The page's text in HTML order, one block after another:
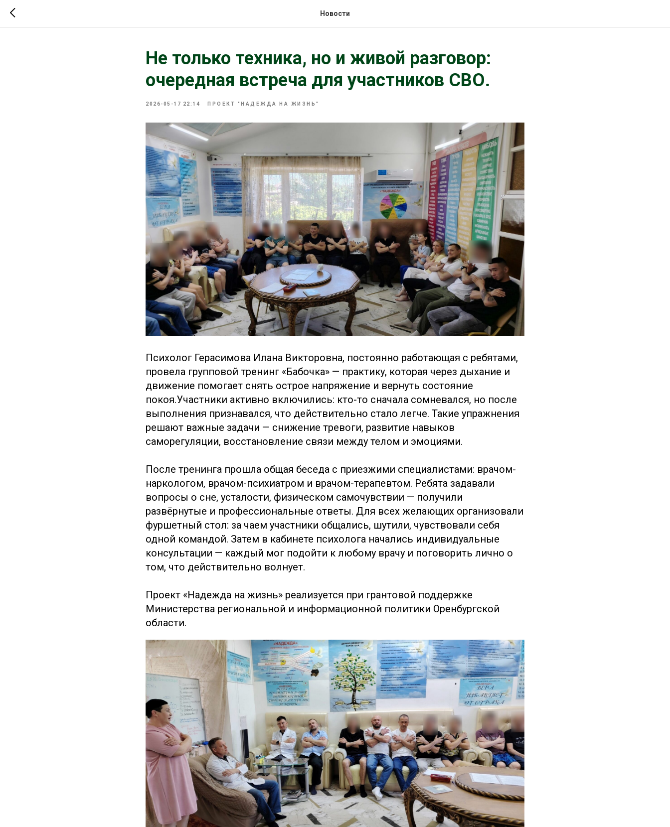
Новости
Не только техника, но и живой разговор:
очередная встреча для участников СВО.
2026-05-17 22:14 ПРОЕКТ "НАДЕЖДА НА ЖИЗНЬ"
Психолог Герасимова Илана Викторовна, постоянно работающая с ребятами,
провела групповой тренинг «Бабочка» — практику, которая через дыхание и
движение помогает снять острое напряжение и вернуть состояние
покоя.Участники активно включились: кто-то сначала сомневался, но после
выполнения признавался, что действительно стало легче. Такие упражнения
решают важные задачи — снижение тревоги, развитие навыков
саморегуляции, восстановление связи между телом и эмоциями.
После тренинга прошла общая беседа с приезжими специалистами: врачом-
наркологом, врачом-психиатром и врачом-терапевтом. Ребята задавали
вопросы о сне, усталости, физическом самочувствии — получили
развёрнутые и профессиональные ответы. Для всех желающих организовали
фуршетный стол: за чаем участники общались, шутили, чувствовали себя
одной командой. Затем в кабинете психолога начались индивидуальные
консультации — каждый мог подойти к любому врачу и поговорить лично о
том, что действительно волнует.
Проект «Надежда на жизнь» реализуется при грантовой поддержке
Министерства региональной и информационной политики Оренбургской
области.